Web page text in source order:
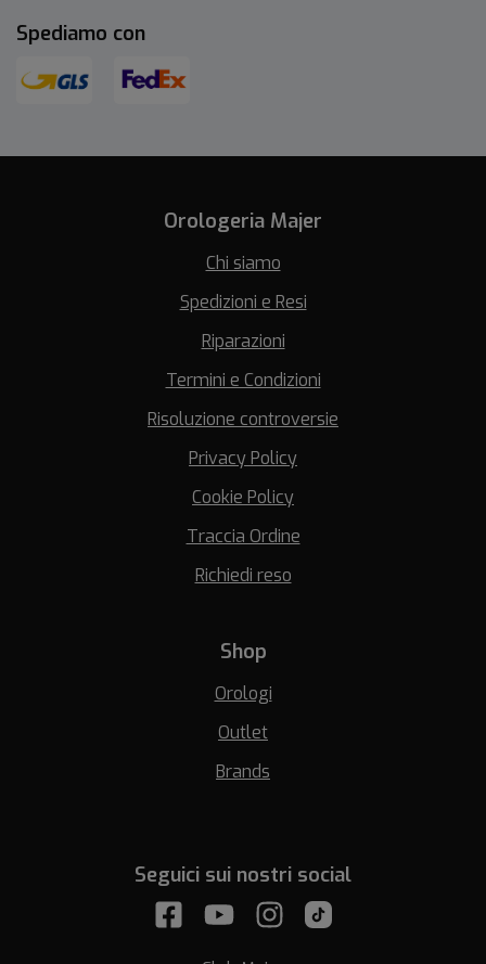
Spediamo con
Orologeria Majer
Chi siamo
Spedizioni e Resi
Riparazioni
Termini e Condizioni
Risoluzione controversie
Privacy Policy
Cookie Policy
Traccia Ordine
Richiedi reso
Shop
Orologi
Outlet
Brands
Seguici sui nostri social